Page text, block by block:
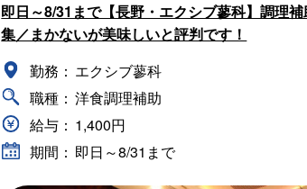
即日～8/31まで【長野・エクシブ蓼科】調理
集／まかないが美味しいと評判です！
勤務： エクシブ蓼科
職種： 洋食調理補助
給与： 1,400円
期間： 即日～8/31まで